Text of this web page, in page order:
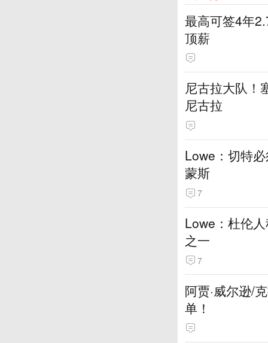
最高可签4年
顶薪
尼古拉大队！
尼古拉
Lowe：切特
蒙斯
7
Lowe：杜伦
之一
7
阿贾·威尔逊/
单！